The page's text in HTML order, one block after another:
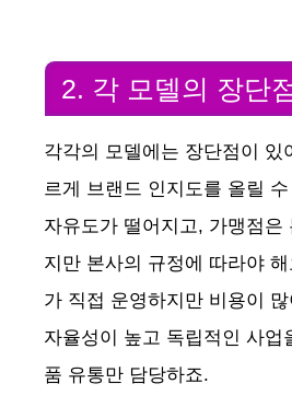
2. 각 모델의 장단
각각의 모델에는 장단점이 있
르게 브랜드 인지도를 올릴
자유도가 떨어지고, 가맹점은
지만 본사의 규정에 따라야
가 직접 운영하지만 비용이
자율성이 높고 독립적인 사업
품 유통만 담당하죠.